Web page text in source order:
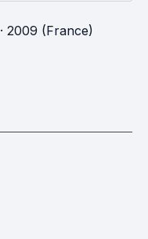
· 2009 (France)